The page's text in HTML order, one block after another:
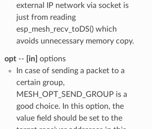
external IP network via socket is
just from reading
esp_mesh_recv_toDS() which
avoids unnecessary memory copy.
opt-- [in] options
In case of sending a packet to a
certain group,
MESH_OPT_SEND_GROUP is a
good choice. In this option, the
value field should be set to the